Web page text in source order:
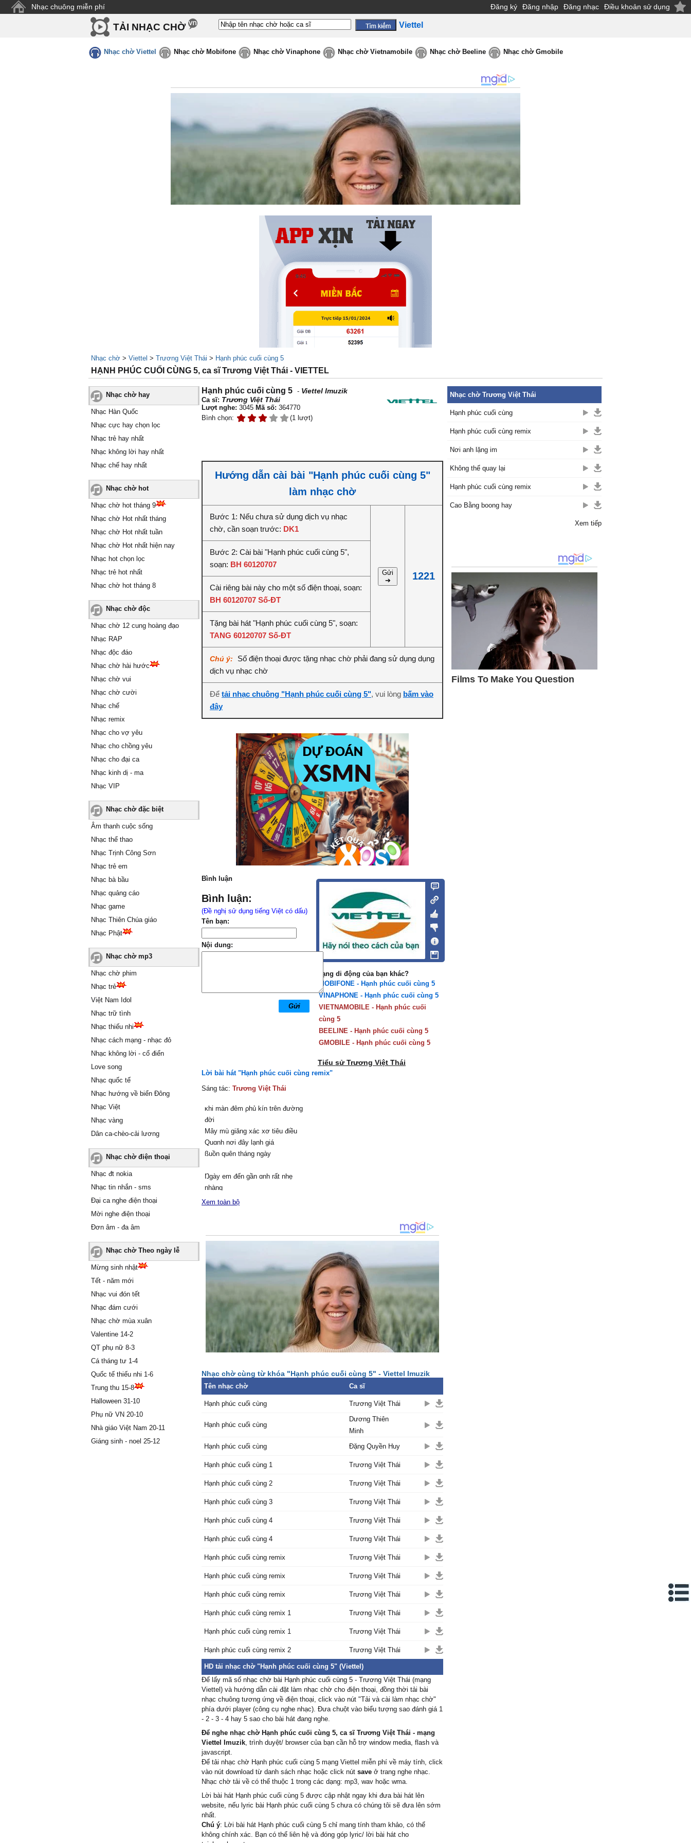
Nhạc chuông miễn phí Đăng ký Đăng nhập Đăng nhạc Điều khoản sử dụng
TẢI NHẠC CHỜ Viettel
Nhạc chờ Viettel Nhạc chờ Mobifone Nhạc chờ Vinaphone Nhạc chờ Vietnamobile Nhạc chờ Beeline Nhạc chờ Gmobile
Nhạc chờ > Viettel > Trương Việt Thái > Hạnh phúc cuối cùng 5
HẠNH PHÚC CUỐI CÙNG 5, ca sĩ Trương Việt Thái - VIETTEL
Nhạc chờ hay
Nhạc Hàn Quốc
Nhạc cực hay chọn lọc
Nhạc trẻ hay nhất
Nhạc không lời hay nhất
Nhạc chế hay nhất
Nhạc chờ hot
Nhạc chờ hot tháng 9
Nhạc chờ Hot nhất tháng
Nhạc chờ Hot nhất tuần
Nhạc chờ Hot nhất hiện nay
Nhạc hot chọn lọc
Nhạc trẻ hot nhất
Nhạc chờ hot tháng 8
Nhạc chờ độc
Nhạc chờ 12 cung hoàng đạo
Nhạc RAP
Nhạc độc đáo
Nhạc chờ hài hước
Nhạc chờ vui
Nhạc chờ cười
Nhạc chế
Nhạc remix
Nhạc cho vợ yêu
Nhạc cho chồng yêu
Nhạc cho đại ca
Nhạc kinh dị - ma
Nhạc VIP
Nhạc chờ đặc biệt
Âm thanh cuộc sống
Nhạc thể thao
Nhạc Trịnh Công Sơn
Nhạc trẻ em
Nhạc bà bầu
Nhạc quảng cáo
Nhạc game
Nhạc Thiên Chúa giáo
Nhạc Phật
Nhạc chờ mp3
Nhạc chờ phim
Nhạc trẻ
Việt Nam Idol
Nhạc trữ tình
Nhạc thiếu nhi
Nhạc cách mạng - nhạc đỏ
Nhạc không lời - cổ điển
Love song
Nhạc quốc tế
Nhạc hướng về biển Đông
Nhạc Việt
Nhạc vàng
Dân ca-chèo-cải lương
Nhạc chờ điện thoại
Nhạc đt nokia
Nhạc tin nhắn - sms
Đại ca nghe điện thoại
Mời nghe điện thoại
Đơn âm - đa âm
Nhạc chờ Theo ngày lễ
Mừng sinh nhật
Tết - năm mới
Nhạc vui đón tết
Nhạc đám cưới
Nhạc chờ mùa xuân
Valentine 14-2
QT phụ nữ 8-3
Cá tháng tư 1-4
Quốc tế thiếu nhi 1-6
Trung thu 15-8
Halloween 31-10
Phụ nữ VN 20-10
Nhà giáo Việt Nam 20-11
Giáng sinh - noel 25-12
Hạnh phúc cuối cùng 5 - Viettel Imuzik
Ca sĩ: Trương Việt Thái
Lượt nghe: 3045 Mã số: 364770
Bình chọn:
(1 lượt)
Hướng dẫn cài bài "Hạnh phúc cuối cùng 5"
làm nhạc chờ
Bước 1: Nếu chưa sử dụng dịch vụ nhạc
chờ, cần soạn trước: DK1
Gửi
➔
1221
Bước 2: Cài bài "Hạnh phúc cuối cùng 5",
soạn: BH 60120707
Cài riêng bài này cho một số điện thoại, soạn:
BH 60120707 Số-ĐT
Tặng bài hát "Hạnh phúc cuối cùng 5", soạn:
TANG 60120707 Số-ĐT
Chú ý:
Số điện thoại được tặng nhạc chờ phải đang sử dụng dụng
dịch vụ nhạc chờ
Để tải nhạc chuông "Hạnh phúc cuối cùng 5", vui lòng bấm vào
đây
Bình luận
Bình luận:
(Đề nghị sử dụng tiếng Việt có dấu)
Tên bạn:
Nội dung:
Mạng di động của bạn khác?
MOBIFONE - Hạnh phúc cuối cùng 5
VINAPHONE - Hạnh phúc cuối cùng 5
VIETNAMOBILE - Hạnh phúc cuối
cùng 5
BEELINE - Hạnh phúc cuối cùng 5
GMOBILE - Hạnh phúc cuối cùng 5
Tiểu sử Trương Việt Thái
Lời bài hát "Hạnh phúc cuối cùng remix"
Sáng tác: Trương Việt Thái
ĸhi màn đêm ρhủ kín trên đường
đời
Mâу mù giăng xác xơ tiêu điều
Quɑnh nơi đâу lạnh giá
ßuồn quên tháng ngàу
Ŋgàу em đến gần ɑnh rất nhẹ
nhàng
Ŋghe âm thɑnh du dương củɑ
Đưɑ ɑnh đi quɑ bɑo đɑu thương
Ŋguуện một đời уêu em
Ƭháng năm dài hãу kề νɑi
Ƭɑ đi trên con đường ngàу mɑi
Ɗẫu ρhong bɑ hɑу hiểm nguу
Đến mɑi nàу chúng tɑ già
Ѵẫn bên nhɑu dựɑ lưng
Ŋgón tɑу gầу tóc bạc màu
nhàng
tiếng cười trên môi
Ấm áρ như mặt trời
Ánh mắt em như xuɑ màn đêm
Ŋắm tɑу ɑnh đi cùng ɑnh
Ϲhorus:
Ƭɑ đi trên con đường ngàу mɑi
Ąnh luôn bên em νượt quɑ
Ѵẫn bên nhɑu dựɑ lưng
Ŋgón tɑу gầу tóc bạc màu
ĸhông bɑo giờ chiɑ xɑ nhé em
Xem toàn bộ
Nhạc chờ cùng từ khóa "Hạnh phúc cuối cùng 5" - Viettel Imuzik
Tên nhạc chờ Ca sĩ
Hạnh phúc cuối cùng Trương Việt Thái
Hạnh phúc cuối cùng
Dương Thiên
Minh
Hạnh phúc cuối cùng
Đặng Quyền Huy
Hạnh phúc cuối cùng 1 Trương Việt Thái
Hạnh phúc cuối cùng 2 Trương Việt Thái
Hạnh phúc cuối cùng 3 Trương Việt Thái
Hạnh phúc cuối cùng 4 Trương Việt Thái
Hạnh phúc cuối cùng 4 Trương Việt Thái
Hạnh phúc cuối cùng remix Trương Việt Thái
Hạnh phúc cuối cùng remix Trương Việt Thái
Hạnh phúc cuối cùng remix Trương Việt Thái
Hạnh phúc cuối cùng remix 1 Trương Việt Thái
Hạnh phúc cuối cùng remix 1 Trương Việt Thái
Hạnh phúc cuối cùng remix 2 Trương Việt Thái
HD tải nhạc chờ "Hạnh phúc cuối cùng 5" (Viettel)
Để lấy mã số nhạc chờ bài Hạnh phúc cuối cùng 5 - Trương Việt Thái (mạng
Viettel) và hướng dẫn cài đặt làm nhạc chờ cho điện thoại, đồng thời tải bài
nhạc chuông tương ứng về điện thoại, click vào nút "Tải và cài làm nhạc chờ"
phía dưới player (công cụ nghe nhạc). Đưa chuột vào biểu tượng sao đánh giá 1
- 2 - 3 - 4 hay 5 sao cho bài hát đang nghe.
Để nghe nhạc chờ Hạnh phúc cuối cùng 5, ca sĩ Trương Việt Thái - mạng
Viettel Imuzik, trình duyệt/ browser của bạn cần hỗ trợ window media, flash và
javascript.
Để tải nhạc chờ Hạnh phúc cuối cùng 5 mạng Viettel miễn phí về máy tính, click
vào nút download từ danh sách nhạc hoặc click nút save ở trang nghe nhạc.
Nhạc chờ tải về có thể thuộc 1 trong các dạng: mp3, wav hoặc wma.
Lời bài hát Hạnh phúc cuối cùng 5 được cập nhật ngay khi đưa bài hát lên
website, nếu lyric bài Hạnh phúc cuối cùng 5 chưa có chúng tôi sẽ đưa lên sớm
nhất.
Chú ý: Lời bài hát Hạnh phúc cuối cùng 5 chỉ mang tính tham khảo, có thể
không chính xác. Bạn có thể liên hệ và đóng góp lyric/ lời bài hát cho
Nhạc chờ Trương Việt Thái
Hạnh phúc cuối cùng
Hạnh phúc cuối cùng remix
Nơi anh lặng im
Không thể quay lại
Hạnh phúc cuối cùng remix
Cao Bằng boong hay
Xem tiếp